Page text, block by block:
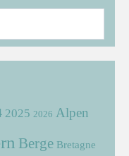
2025 2026 Alpen
Berge Bretagne